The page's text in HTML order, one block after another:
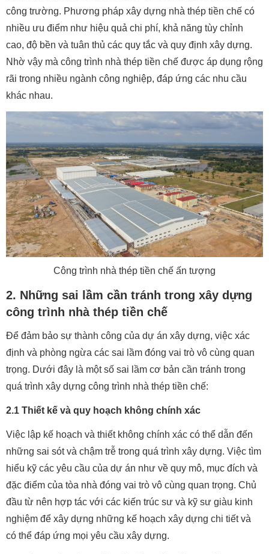
công trường. Phương pháp xây dựng nhà thép tiền chế có
nhiều ưu điểm như hiệu quả chi phí, khả năng tùy chỉnh
cao, độ bền và tuân thủ các quy tắc và quy định xây dựng.
Nhờ vậy mà công trình nhà thép tiền chế được áp dụng rộng
rãi trong nhiều ngành công nghiệp, đáp ứng các nhu cầu
khác nhau.
Công trình nhà thép tiền chế ấn tượng
2. Những sai lầm cần tránh trong xây dựng
công trình nhà thép tiền chế
Để đảm bảo sự thành công của dự án xây dựng, việc xác
định và phòng ngừa các sai lầm đóng vai trò vô cùng quan
trọng. Dưới đây là một số sai lầm cơ bản cần tránh trong
quá trình xây dựng công trình nhà thép tiền chế:
2.1 Thiết kế và quy hoạch không chính xác
Việc lập kế hoạch và thiết không chính xác có thể dẫn đến
những sai sót và chậm trễ trong quá trình xây dựng. Việc tìm
hiểu kỹ các yêu cầu của dự án như về quy mô, mục đích và
đặc điểm của tòa nhà đóng vai trò vô cùng quan trọng. Chủ
đầu từ nên hợp tác với các kiến trúc sư và kỹ sư giàu kinh
nghiệm để xây dựng những kế hoạch xây dựng chi tiết và
có thể đáp ứng mọi yêu cầu xây dựng.